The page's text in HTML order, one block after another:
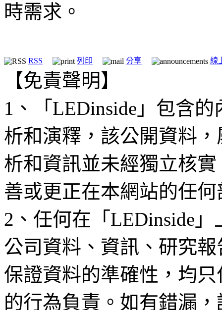
時需求。
RSS 列印 分享 線
【免責聲明】
1、「LEDinside」包含
析和演釋，該公開資料
析和資訊並未經獨立核
善或更正在本網站的任
2、任何在「LEDinside
公司資料、資訊、研究
保證資料的準確性，均
的行為負責。如有錯漏